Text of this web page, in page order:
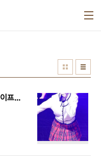
[CAM] 161130 고3 힐링콘서트 - 에이프릴 by Harry